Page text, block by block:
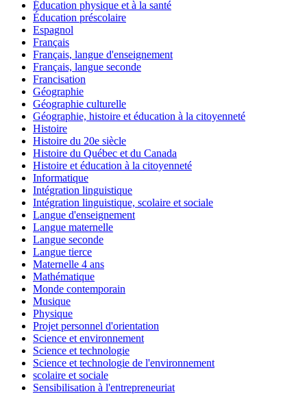
Éducation physique et à la santé
Éducation préscolaire
Espagnol
Français
Français, langue d'enseignement
Français, langue seconde
Francisation
Géographie
Géographie culturelle
Géographie, histoire et éducation à la citoyenneté
Histoire
Histoire du 20e siècle
Histoire du Québec et du Canada
Histoire et éducation à la citoyenneté
Informatique
Intégration linguistique
Intégration linguistique, scolaire et sociale
Langue d'enseignement
Langue maternelle
Langue seconde
Langue tierce
Maternelle 4 ans
Mathématique
Monde contemporain
Musique
Physique
Projet personnel d'orientation
Science et environnement
Science et technologie
Science et technologie de l'environnement
scolaire et sociale
Sensibilisation à l'entrepreneuriat